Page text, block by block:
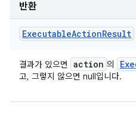
반환
ExecutableActionResult
결과가 있으면 action 의
고, 그렇지 않으면 null입니다.